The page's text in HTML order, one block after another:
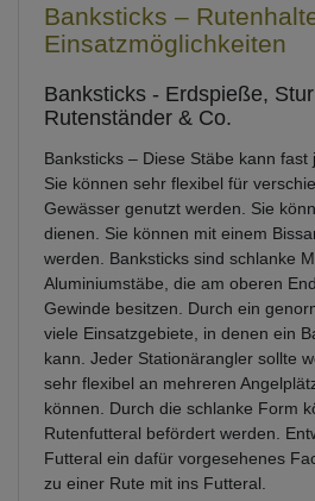
Banksticks –
Einsatzmöglichkeiten
Banksticks - Erdspieße,
Rutenständer & Co.
Banksticks – Diese Stäbe kann fast
Sie können sehr flexibel für
Gewässer genutzt werden. Sie
dienen. Sie können mit einem
werden. Banksticks sind schlanke
Aluminiumstäbe, die am oberen
Gewinde besitzen. Durch ein
viele Einsatzgebiete, in denen ein
kann. Jeder Stationärangler sollte
sehr flexibel an mehreren
können. Durch die schlanke Form
Rutenfutteral befördert werden.
Futteral ein dafür vorgesehenes
zu einer Rute mit ins Futteral.